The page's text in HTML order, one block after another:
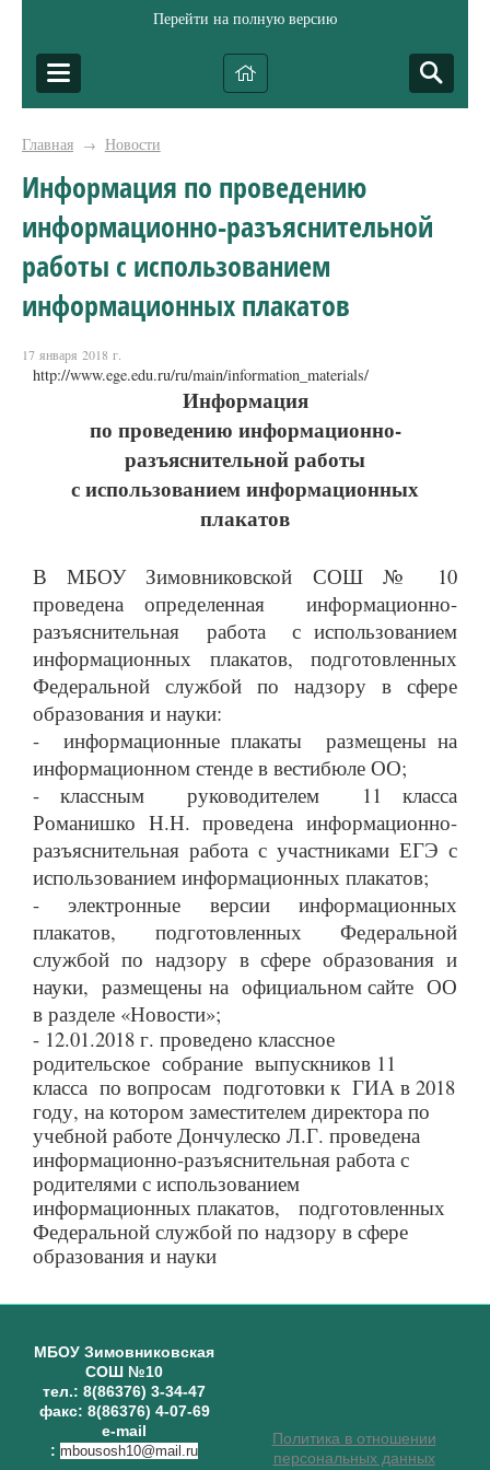
Перейти на полную версию
Главная → Новости
Информация по проведению
информационно-разъяснительной
работы с использованием
информационных плакатов
17 января 2018 г.
http://www.ege.edu.ru/ru/main/information_materials/
Информация
по проведению информационно-
разъяснительной работы
с использованием информационных
плакатов
В МБОУ Зимовниковской СОШ № 10
проведена определенная информационно-
разъяснительная работа с использованием
информационных плакатов, подготовленных
Федеральной службой по надзору в сфере
образования и науки:
- информационные плакаты размещены на
информационном стенде в вестибюле ОО;
- классным руководителем 11 класса
Романишко Н.Н. проведена информационно-
разъяснительная работа с участниками ЕГЭ с
использованием информационных плакатов;
- электронные версии информационных
плакатов, подготовленных Федеральной
службой по надзору в сфере образования и
науки, размещены на официальном сайте ОО
в разделе «Новости»;
- 12.01.2018 г. проведено классное
родительское собрание выпускников 11
класса по вопросам подготовки к ГИА в 2018
году, на котором заместителем директора по
учебной работе Дончулеско Л.Г. проведена
информационно-разъяснительная работа с
родителями с использованием
информационных плакатов, подготовленных
Федеральной службой по надзору в сфере
образования и науки
МБОУ Зимовниковская
СОШ №10
тел.: 8(86376) 3-34-47
факс: 8(86376) 4-07-69
e-mail
: mbousosh10@mail.ru
Политика в отношении
персональных данных